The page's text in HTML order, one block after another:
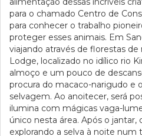
para o chamado Centro de
para conhecer o trabalho
proteger esses animais. Em
viajando através de florestas
Lodge, localizado no idílico rio
almoço e um pouco de
procura do macaco-narigudo e
selvagem. Ao anoitecer, será
ilumina com mágicas vaga-
único nesta área. Após o
explorando a selva à noite num